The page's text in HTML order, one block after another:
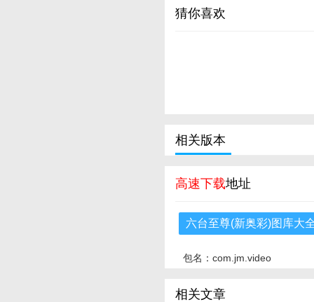
猜你喜欢
相关版本
高速下载地址
六台至尊(新奥彩)图库大
包名：com.jm.video
相关文章